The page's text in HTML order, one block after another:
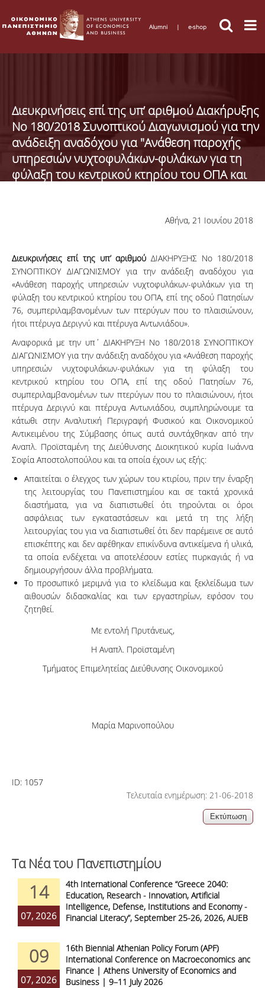
Alumni | e-shop
Διευκρινήσεις επί της υπ’ αριθμού Διακήρυξης
Νο 180/2018 Συνοπτικού Διαγωνισμού για την
ανάδειξη αναδόχου για "Ανάθεση παροχής
υπηρεσιών νυχτοφυλάκων-φυλάκων για τη
φύλαξη του κεντρικού κτηρίου του ΟΠΑ και
Αθήνα, 21 Ιουνίου 2018
Διευκρινήσεις επί της υπ’ αριθμούΔΙΑΚΗΡΥΞΗΣ Νο 180/2018
ΣΥΝΟΠΤΙΚΟΥ ΔΙΑΓΩΝΙΣΜΟΥ για την ανάδειξη αναδόχου για
«Ανάθεση παροχής υπηρεσιών νυχτοφυλάκων-φυλάκων για τη
φύλαξη του κεντρικού κτηρίου του ΟΠΑ, επί της οδού Πατησίων
76, συμπεριλαμβανομένων των πτερύγων που το πλαισιώνουν,
ήτοι πτέρυγα Δεριγνύ και πτέρυγα Αντωνιάδου».
Αναφορικά με την υπ΄ ΔΙΑΚΗΡΥΞΗ Νο 180/2018 ΣΥΝΟΠΤΙΚΟΥ
ΔΙΑΓΩΝΙΣΜΟΥ για την ανάδειξη αναδόχου για «Ανάθεση παροχής
υπηρεσιών νυχτοφυλάκων-φυλάκων για τη φύλαξη του
κεντρικού κτηρίου του ΟΠΑ, επί της οδού Πατησίων 76,
συμπεριλαμβανομένων των πτερύγων που το πλαισιώνουν, ήτοι
πτέρυγα Δεριγνύ και πτέρυγα Αντωνιάδου, συμπληρώνουμε τα
κάτωθι στην Αναλυτική Περιγραφή Φυσικού και Οικονομικού
Αντικειμένου της Σύμβασης όπως αυτά συντάχθηκαν από την
Αναπλ. Προϊσταμένη της Διεύθυνσης Διοικητικού κυρία Ιωάννα
Σοφία Αποστολοπούλου και τα οποία έχουν ως εξής:
Απαιτείται ο έλεγχος των χώρων του κτιρίου, πριν την έναρξη
της λειτουργίας του Πανεπιστημίου και σε τακτά χρονικά
διαστήματα, για να διαπιστωθεί ότι τηρούνται οι όροι
ασφάλειας των εγκαταστάσεων και μετά τη της λήξη
λειτουργίας του για να διαπιστωθεί ότι δεν παρέμεινε σε αυτό
επισκέπτης και δεν αφέθηκαν επικίνδυνα αντικείμενα ή υλικά,
τα οποία ενδέχεται να αποτελέσουν εστίες πυρκαγιάς ή να
δημιουργήσουν άλλα προβλήματα.
Το προσωπικό μεριμνά για το κλείδωμα και ξεκλείδωμα των
αιθουσών διδασκαλίας και των εργαστηρίων, εφόσον του
ζητηθεί.
Με εντολή Πρυτάνεως,
Η Αναπλ. Προϊσταμένη
Τμήματος Επιμελητείας Διεύθυνσης Οικονομικού
Μαρία Μαρινοπούλου
ID: 1057
Τελευταία ενημέρωση: 21-06-2018
Τα Νέα του Πανεπιστημίου
14
07, 2026
4th International Conference “Greece 2040:
Education, Research - Innovation, Artificial
Intelligence, Defense, Institutions and Economy -
Financial Literacy”, September 25-26, 2026, AUEB
09
07, 2026
16th Biennial Athenian Policy Forum (APF)
International Conference on Macroeconomics and
Finance | Athens University of Economics and
Business | 9–11 July 2026